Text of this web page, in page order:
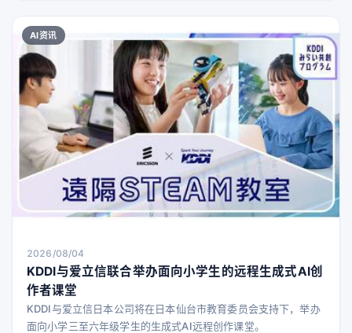
福特在电动汽车领域的重要押注。Fathom是福特继F-150
Lightning之后的第二款全电动皮卡（如果算上1990年代末限量版
的Rang
AI资讯
2026/08/04
KDDI与爱立信联合举办面向小学生的远程生成式AI创
作者课堂
KDDI与爱立信日本公司将在日本仙台市教育委员会支持下，举办
面向小学三至六年级学生的生成式AI远程创作课堂。